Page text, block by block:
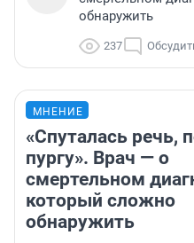
обнаружить
237
МНЕНИЕ
«Спуталась речь,
пургу». Врач — о
смертельном
который сложно
обнаружить